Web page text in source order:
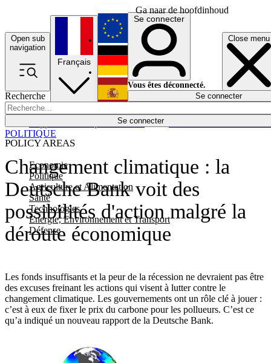
Ga naar de hoofdinhoud
Open sub
navigation
Close menu
Recherche
Se connecter
POLICY AREAS
Economie
Politique
Agriculture et Alimentation
Santé
Technologies
Energie, Environnement et Transport
Défense
Économie
Français
English
Deutsch
Español
Se connecter
Vous êtes déconnecté.
Se connecter
Changement climatique : la
Deutsche Bank voit des
possibilités d'action malgré la
déroute économique
Les fonds insuffisants et la peur de la récession ne devraient pas être
des excuses freinant les actions qui visent à lutter contre le
changement climatique. Les gouvernements ont un rôle clé à jouer :
c’est à eux de fixer le prix du carbone pour les pollueurs. C’est ce
qu’a indiqué un nouveau rapport de la Deutsche Bank.
POLITIQUE